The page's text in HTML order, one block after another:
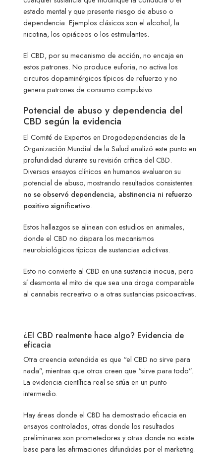
estado mental y que presente riesgo de abuso o
dependencia. Ejemplos clásicos son el alcohol, la
nicotina, los opiáceos o los estimulantes.
El CBD, por su mecanismo de acción, no encaja en
estos patrones. No produce euforia, no activa los
circuitos dopaminérgicos típicos de refuerzo y no
genera patrones de consumo compulsivo.
Potencial de abuso y dependencia del
CBD según la evidencia
El Comité de Expertos en Drogodependencias de la
Organización Mundial de la Salud analizó este punto en
profundidad durante su revisión crítica del CBD.
Diversos ensayos clínicos en humanos evaluaron su
potencial de abuso, mostrando resultados consistentes:
no se observó dependencia, abstinencia ni refuerzo
positivo significativo.
Estos hallazgos se alinean con estudios en animales,
donde el CBD no dispara los mecanismos
neurobiológicos típicos de sustancias adictivas.
Esto no convierte al CBD en una sustancia inocua, pero
sí desmonta el mito de que sea una droga comparable
al cannabis recreativo o a otras sustancias psicoactivas.
¿El CBD realmente hace algo? Evidencia de
eficacia
Otra creencia extendida es que “el CBD no sirve para
nada”, mientras que otros creen que “sirve para todo”.
La evidencia científica real se sitúa en un punto
intermedio.
Hay áreas donde el CBD ha demostrado eficacia en
ensayos controlados, otras donde los resultados
preliminares son prometedores y otras donde no existe
base para las afirmaciones difundidas por el marketing.